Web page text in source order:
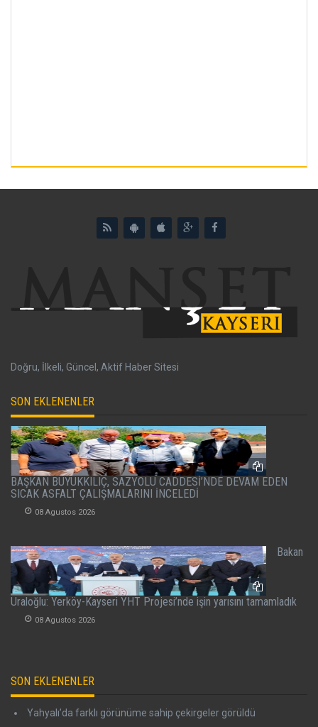
Doğru, İlkeli, Güncel, Aktif Haber Sitesi
SON EKLENENLER
BAŞKAN BÜYÜKKILIÇ, SAZYOLU CADDESİ’NDE DEVAM EDEN
SICAK ASFALT ÇALIŞMALARINI İNCELEDİ
08 Agustos 2026
Bakan
Uraloğlu: Yerköy-Kayseri YHT Projesi’nde işin yarısını tamamladık
08 Agustos 2026
SON EKLENENLER
Yahyalı’da farklı görünüme sahip çekirgeler görüldü